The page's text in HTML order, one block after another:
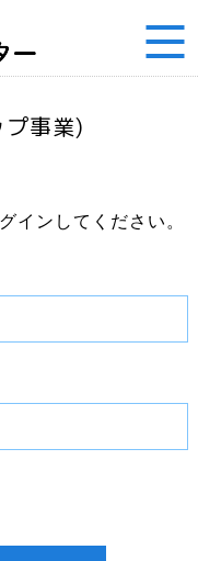
事業)
インしてください。